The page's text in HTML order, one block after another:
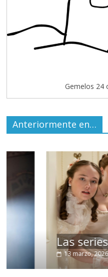
Gemelos 24
Anteriormente en…
Las series-
13 marzo, 2026 Julio